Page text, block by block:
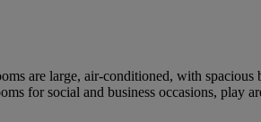
are large, air-conditioned, with spacious
for social and business occasions, play